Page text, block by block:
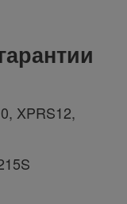
XPRS12,